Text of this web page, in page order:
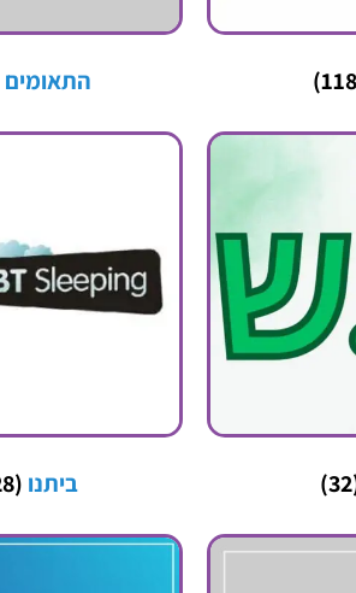
התאומים
ביתנו (28)